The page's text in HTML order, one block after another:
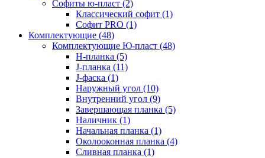
Софиты ю-пласт (2)
Классический софит (1)
Софит PRO (1)
Комплектующие (48)
Комплектующие Ю-пласт (48)
H-планка (5)
J-планка (11)
J-фаска (1)
Наружный угол (10)
Внутренний угол (9)
Завершающая планка (5)
Наличник (1)
Начальная планка (1)
Околооконная планка (4)
Сливная планка (1)